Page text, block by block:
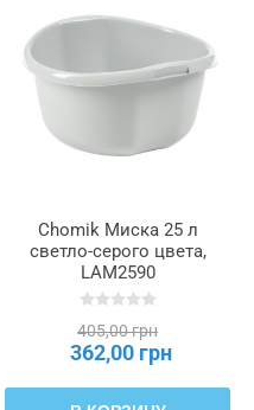
Chomik Миска 25 л
светло-серого цвета,
LAM2590
405,00 грн
362,00 грн